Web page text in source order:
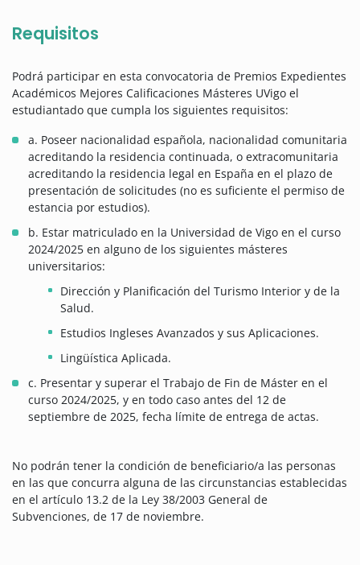
Requisitos
Podrá participar en esta convocatoria de Premios Expedientes
Académicos Mejores Calificaciones Másteres UVigo el
estudiantado que cumpla los siguientes requisitos:
a. Poseer nacionalidad española, nacionalidad comunitaria
acreditando la residencia continuada, o extracomunitaria
acreditando la residencia legal en España en el plazo de
presentación de solicitudes (no es suficiente el permiso de
estancia por estudios).
b. Estar matriculado en la Universidad de Vigo en el curso
2024/2025 en alguno de los siguientes másteres
universitarios:
Dirección y Planificación del Turismo Interior y de la
Salud.
Estudios Ingleses Avanzados y sus Aplicaciones.
Lingüística Aplicada.
c. Presentar y superar el Trabajo de Fin de Máster en el
curso 2024/2025, y en todo caso antes del 12 de
septiembre de 2025, fecha límite de entrega de actas.
No podrán tener la condición de beneficiario/a las personas
en las que concurra alguna de las circunstancias establecidas
en el artículo 13.2 de la Ley 38/2003 General de
Subvenciones, de 17 de noviembre.